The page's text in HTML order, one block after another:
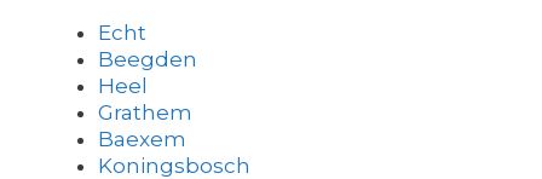
Echt
Beegden
Heel
Grathem
Baexem
Koningsbosch